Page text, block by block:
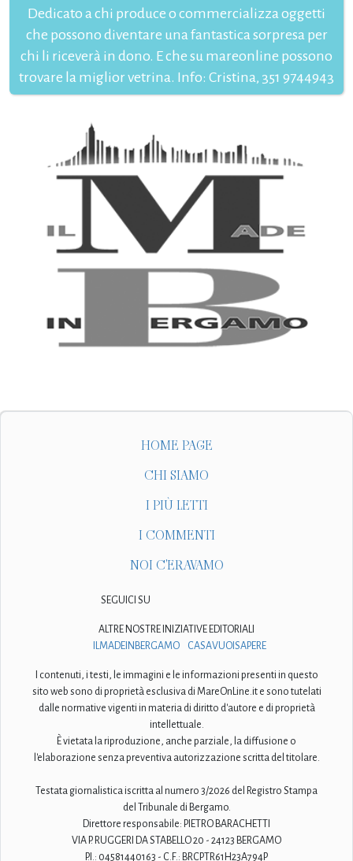
Dedicato a chi produce o commercializza oggetti
che possono diventare una fantastica sorpresa per
chi li riceverà in dono. E che su mareonline possono
trovare la miglior vetrina. Info: Cristina, 351 9744943
HOME PAGE
CHI SIAMO
I PIÙ LETTI
I COMMENTI
NOI C'ERAVAMO
SEGUICI SU
ALTRE NOSTRE INIZIATIVE EDITORIALI
ILMADEINBERGAMO
CASAVUOISAPERE
I contenuti, i testi, le immagini e le informazioni presenti in questo
sito web sono di proprietà esclusiva di MareOnLine.it e sono tutelati
dalle normative vigenti in materia di diritto d'autore e di proprietà
intellettuale.
È vietata la riproduzione, anche parziale, la diffusione o
l'elaborazione senza preventiva autorizzazione scritta del titolare.
Testata giornalistica iscritta al numero 3/2026 del Registro Stampa
del Tribunale di Bergamo.
Direttore responsabile: PIETRO BARACHETTI
VIA P. RUGGERI DA STABELLO 20 - 24123 BERGAMO
P.I.: 04581440163 - C.F.: BRCPTR61H23A794P